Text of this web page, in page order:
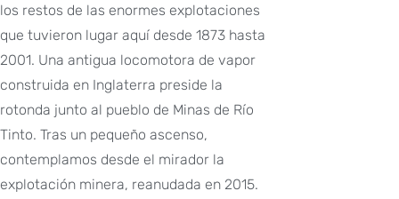
los restos de las enormes explotaciones
que tuvieron lugar aquí desde 1873 hasta
2001. Una antigua locomotora de vapor
construida en Inglaterra preside la
rotonda junto al pueblo de Minas de Río
Tinto. Tras un pequeño ascenso,
contemplamos desde el mirador la
explotación minera, reanudada en 2015.